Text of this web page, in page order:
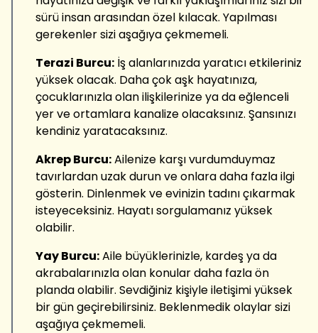
sürü insan arasından özel kılacak. Yapılması
gerekenler sizi aşağıya çekmemeli.
Terazi Burcu: İş alanlarınızda yaratıcı etkileriniz
yüksek olacak. Daha çok aşk hayatınıza,
çocuklarınızla olan ilişkilerinize ya da eğlenceli
yer ve ortamlara kanalize olacaksınız. Şansınızı
kendiniz yaratacaksınız.
Akrep Burcu:Ailenize karşı vurdumduymaz
tavırlardan uzak durun ve onlara daha fazla ilgi
gösterin. Dinlenmek ve evinizin tadını çıkarmak
isteyeceksiniz. Hayatı sorgulamanız yüksek
olabilir.
Yay Burcu:Aile büyüklerinizle, kardeş ya da
akrabalarınızla olan konular daha fazla ön
planda olabilir. Sevdiğiniz kişiyle iletişimi yüksek
bir gün geçirebilirsiniz. Beklenmedik olaylar sizi
aşağıya çekmemeli.